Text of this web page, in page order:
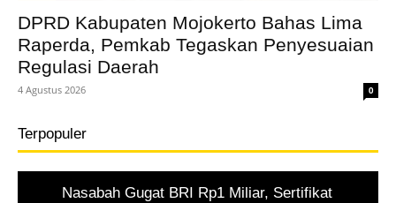
DPRD Kabupaten Mojokerto Bahas Lima
Raperda, Pemkab Tegaskan Penyesuaian
Regulasi Daerah
4 Agustus 2026 0
Terpopuler
Nasabah Gugat BRI Rp1 Miliar, Sertifikat